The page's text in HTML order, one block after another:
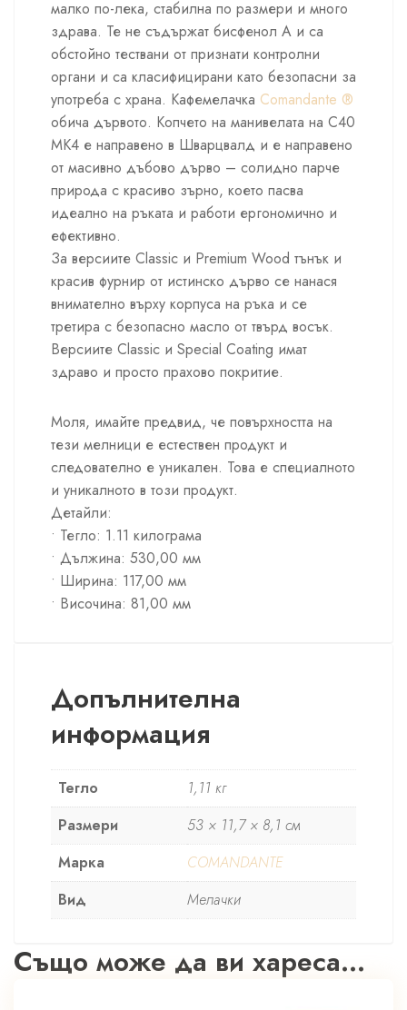
малко по-лека, стабилна по размери и много
здрава. Те не съдържат бисфенол А и са
обстойно тествани от признати контролни
органи и са класифицирани като безопасни за
употреба с храна. Кафемелачка Comandante ®
обича дървото. Копчето на манивелата на C40
MK4 е направено в Шварцвалд и е направено
от масивно дъбово дърво – солидно парче
природа с красиво зърно, което пасва
идеално на ръката и работи ергономично и
ефективно.
За версиите Classic и Premium Wood тънък и
красив фурнир от истинско дърво се нанася
внимателно върху корпуса на ръка и се
третира с безопасно масло от твърд восък.
Версиите Classic и Special Coating имат
здраво и просто прахово покритие.
Моля, имайте предвид, че повърхността на
тези мелници е естествен продукт и
следователно е уникален. Това е специалното
и уникалното в този продукт.
Детайли:
• Тегло: 1.11 килограма
• Дължина: 530,00 мм
• Ширина: 117,00 мм
• Височина: 81,00 мм
Допълнителна
информация
Тегло
1,11 кг
Размери
53 × 11,7 × 8,1 см
Марка
COMANDANTE
Вид
Мелачки
Също може да ви хареса…